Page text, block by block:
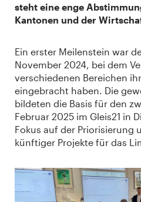
steht eine enge
Kantonen und der
Ein erster Meilenstein war
November 2024, bei dem
verschiedenen Bereichen
eingebracht haben. Die
bildeten die Basis für den
Februar 2025 im Gleis21 in
Fokus auf der Priorisierung
künftiger Projekte für das